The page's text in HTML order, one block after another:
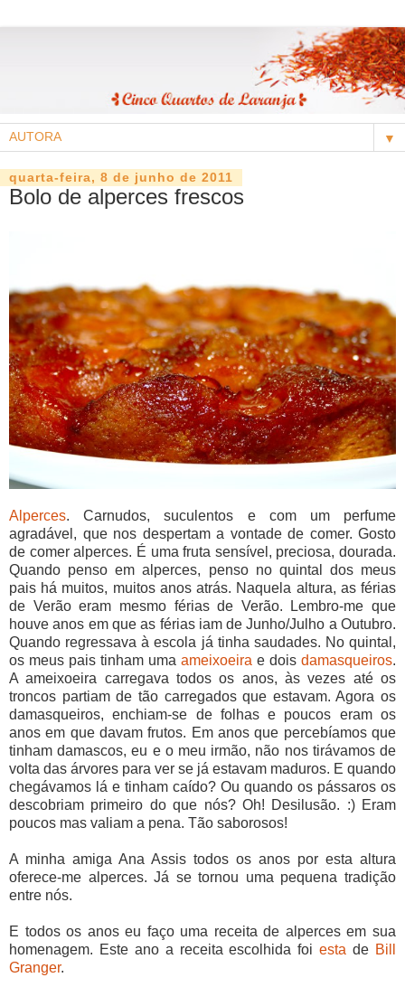
▼
quarta-feira, 8 de junho de 2011
Bolo de alperces frescos
Alperces. Carnudos, suculentos e com um perfume
agradável, que nos despertam a vontade de comer. Gosto
de comer alperces. É uma fruta sensível, preciosa, dourada.
Quando penso em alperces, penso no quintal dos meus
pais há muitos, muitos anos atrás. Naquela altura, as férias
de Verão eram mesmo férias de Verão. Lembro-me que
houve anos em que as férias iam de Junho/Julho a Outubro.
Quando regressava à escola já tinha saudades. No quintal,
os meus pais tinham uma ameixoeira e dois damasqueiros.
A ameixoeira carregava todos os anos, às vezes até os
troncos partiam de tão carregados que estavam. Agora os
damasqueiros, enchiam-se de folhas e poucos eram os
anos em que davam frutos. Em anos que percebíamos que
tinham damascos, eu e o meu irmão, não nos tirávamos de
volta das árvores para ver se já estavam maduros. E quando
chegávamos lá e tinham caído? Ou quando os pássaros os
descobriam primeiro do que nós? Oh! Desilusão. :) Eram
poucos mas valiam a pena. Tão saborosos!
A minha amiga Ana Assis todos os anos por esta altura
oferece-me alperces. Já se tornou uma pequena tradição
entre nós.
E todos os anos eu faço uma receita de alperces em sua
homenagem. Este ano a receita escolhida foiesta de Bill
Granger.